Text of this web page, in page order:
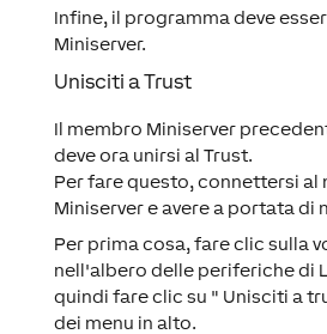
Infine, il programma deve
Miniserver.
Unisciti a Trust
Il membro Miniserver
deve ora unirsi al Trust.
Per fare questo, connettersi al
Miniserver e avere a portata di
Per prima cosa, fare clic sulla
nell'albero delle periferiche di
quindi fare clic su " Unisciti a
dei menu in alto.